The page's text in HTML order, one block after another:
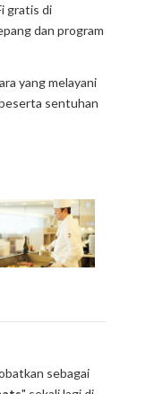
gratis di
dan program
yang melayani
sentuhan
sebagai